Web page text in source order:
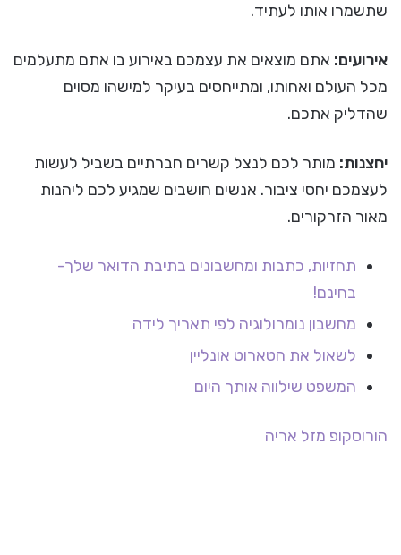
שתשמרו אותו לעתיד.
אירועים: אתם מוצאים את עצמכם באירוע בו אתם מתעלמים
מכל העולם ואחותו, ומתייחסים בעיקר למישהו מסוים
שהדליק אתכם.
יחצנות: מותר לכם לנצל קשרים חברתיים בשביל לעשות
לעצמכם יחסי ציבור. אנשים חושבים שמגיע לכם ליהנות
מאור הזרקורים.
תחזיות, כתבות ומחשבונים בתיבת הדואר שלך-
בחינם!
מחשבון נומרולוגיה לפי תאריך לידה
לשאול את הטארוט אונליין
המשפט שילווה אותך היום
הורוסקופ מזל אריה